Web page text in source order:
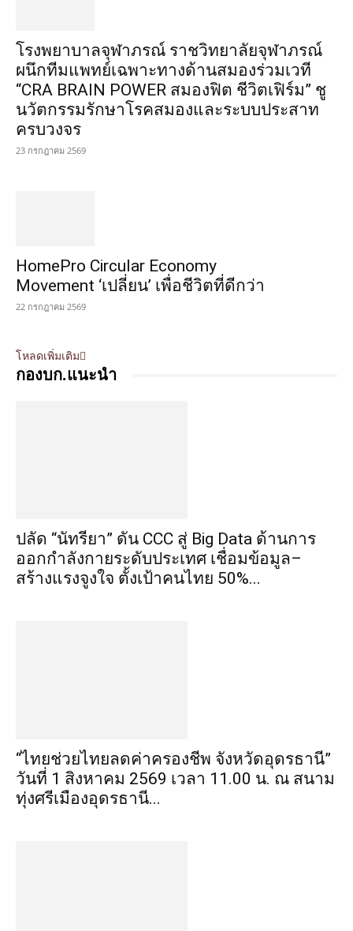
โรงพยาบาลจุฬาภรณ์ ราชวิทยาลัยจุฬาภรณ์
ผนึกทีมแพทย์เฉพาะทางด้านสมองร่วมเวที
“CRA BRAIN POWER สมองฟิต ชีวิตเฟิร์ม” ชู
นวัตกรรมรักษาโรคสมองและระบบประสาท
ครบวงจร
23 กรกฎาคม 2569
HomePro Circular Economy
Movement ‘เปลี่ยน’ เพื่อชีวิตที่ดีกว่า
22 กรกฎาคม 2569
โหลดเพิ่มเติม
กองบก.แนะนำ
ปลัด “นัทรียา” ดัน CCC สู่ Big Data ด้านการ
ออกกำลังกายระดับประเทศ เชื่อมข้อมูล–
สร้างแรงจูงใจ ตั้งเป้าคนไทย 50%...
“ไทยช่วยไทยลดค่าครองชีพ จังหวัดอุดรธานี”
วันที่ 1 สิงหาคม 2569 เวลา 11.00 น. ณ สนาม
ทุ่งศรีเมืองอุดรธานี...